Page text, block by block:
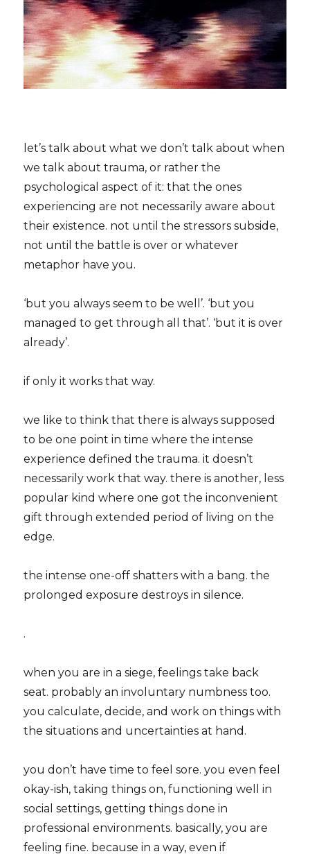
let’s talk about what we don’t talk about when
we talk about trauma, or rather the
psychological aspect of it: that the ones
experiencing are not necessarily aware about
their existence. not until the stressors subside,
not until the battle is over or whatever
metaphor have you.
‘but you always seem to be well’. ‘but you
managed to get through all that’. ‘but it is over
already’.
if only it works that way.
we like to think that there is always supposed
to be one point in time where the intense
experience defined the trauma. it doesn’t
necessarily work that way. there is another, less
popular kind where one got the inconvenient
gift through extended period of living on the
edge.
the intense one-off shatters with a bang. the
prolonged exposure destroys in silence.
.
when you are in a siege, feelings take back
seat. probably an involuntary numbness too.
you calculate, decide, and work on things with
the situations and uncertainties at hand.
you don’t have time to feel sore. you even feel
okay-ish, taking things on, functioning well in
social settings, getting things done in
professional environments. basically, you are
feeling fine. because in a way, even if